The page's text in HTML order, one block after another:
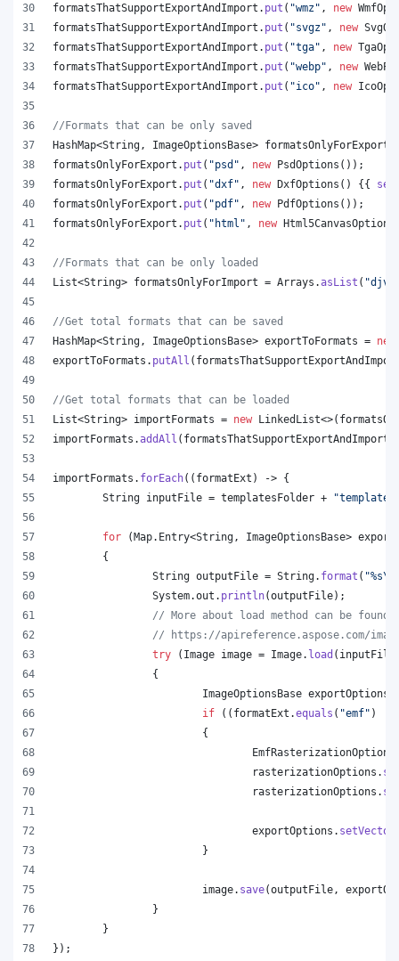
formatsThatSupportExportAndImport . put ( "wmz" , new
formatsThatSupportExportAndImport . put ( "svgz" , new
formatsThatSupportExportAndImport . put ( "tga" , new
formatsThatSupportExportAndImport . put ( "webp" , new
formatsThatSupportExportAndImport . put ( "ico" , new
//Formats that can be only saved
HashMap<String , ImageOptionsBase> formatsOnlyForExport
formatsOnlyForExport . put ( "psd" , new PsdOptions ());
formatsOnlyForExport . put ( "dxf" , new DxfOptions () {{
formatsOnlyForExport . put ( "pdf" , new PdfOptions ());
formatsOnlyForExport . put ( "html" , new Html5CanvasOptions
//Formats that can be only loaded
List<String> formatsOnlyForImport = Arrays .asList (
//Get total formats that can be saved
HashMap<String , ImageOptionsBase> exportToFormats = new
exportToFormats . putAll (
//Get total formats that can be loaded
List<String> importFormats = new LinkedList<>(
importFormats .addAll ( formatsThatSupportExportAndImport
importFormats . forEach(( formatExt ) -> {
String inputFile = templatesFolder +
for (Map. Entry<String , ImageOptionsBase>
	{
String outputFile = String. format ( "%s\\
System.out . println(outputFile);
// More about load method can be found
// https://apireference.aspose.com/
try ( Image image = Image. load ( inputFile
		{
ImageOptionsBase exportOptions
if (( formatExt .equals ( "emf" )
			{
EmfRasterizationOptions
rasterizationOptions .
rasterizationOptions .
exportOptions .
			}
image. save(outputFile ,
		}
	}
});